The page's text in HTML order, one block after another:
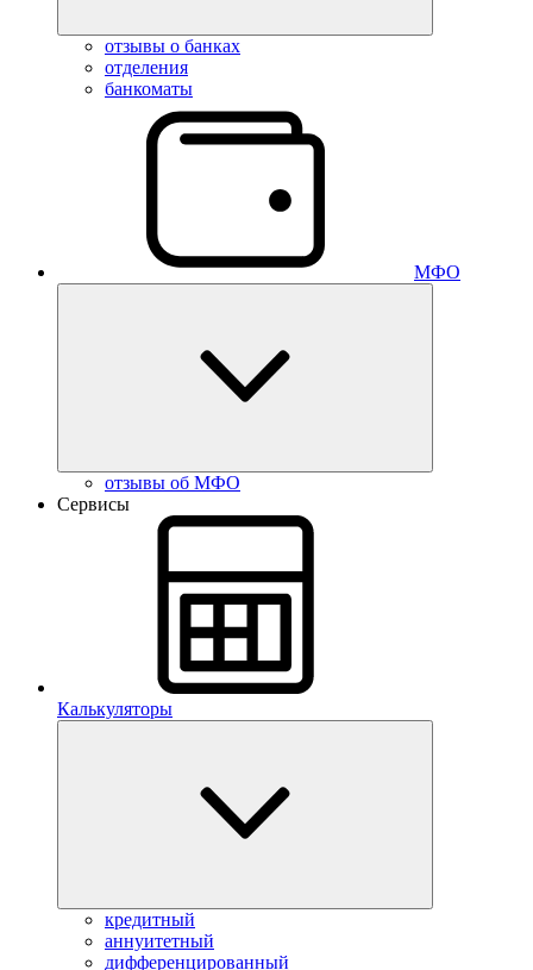
отзывы о банках
отделения
банкоматы
МФО
отзывы об МФО
Сервисы
Калькуляторы
кредитный
аннуитетный
дифференцированный